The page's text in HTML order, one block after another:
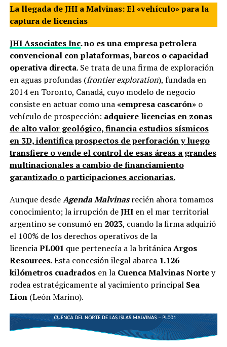
La llegada de JHI a Malvinas: El «vehículo» para la
captura de licencias
JHI Associates Inc. no es una empresa petrolera
convencional con plataformas, barcos o capacidad
operativa directa. Se trata de una firma de exploración
en aguas profundas (frontier exploration), fundada en
2014 en Toronto, Canadá, cuyo modelo de negocio
consiste en actuar como una«empresa cascarón»o
vehículo de prospección: adquiere licencias en zonas
de alto valor geológico, financia estudios sísmicos
en 3D, identifica prospectos de perforación y luego
transfiere o vende el control de esas áreas a grandes
multinacionales a cambio de financiamiento
garantizado o participaciones accionarias.
Aunque desdeAgenda Malvinasrecién ahora tomamos
conocimiento; la irrupción deJHI en el mar territorial
argentino se consumó en 2023, cuando la firma adquirió
el 100% de los derechos operativos de la
licenciaPL001 que pertenecía a la británicaArgos
Resources. Esta concesión ilegal abarca 1.126
kilómetros cuadradosen la Cuenca Malvinas Nortey
rodea estratégicamente al yacimiento principal Sea
Lion(León Marino).